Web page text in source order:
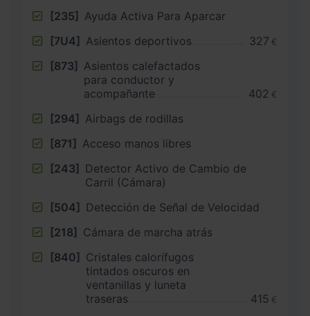
[235] Ayuda Activa Para Aparcar
[7U4] Asientos deportivos 327 €
[873] Asientos calefactados
para conductor y
acompañante
402 €
[294] Airbags de rodillas
[871] Acceso manos libres
[243] Detector Activo de Cambio de
Carril (Cámara)
[504] Detección de Señal de Velocidad
[218] Cámara de marcha atrás
[840] Cristales calorífugos
tintados oscuros en
ventanillas y luneta
traseras
415 €